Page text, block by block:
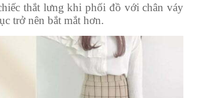
thắt lưng khi phối đồ với chân váy
trở nên bắt mắt hơn.